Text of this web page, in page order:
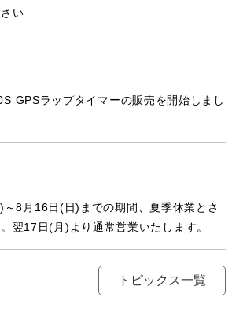
い
GPSラップタイマーの販売を開始しまし
8月16日(日)までの期間、夏季休業とさ
翌17日(月)より通常営業いたします。
トピックス一覧